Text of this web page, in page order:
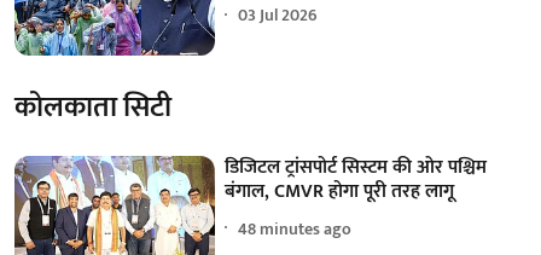
03 Jul 2026
कोलकाता सिटी
डिजिटल ट्रांसपोर्ट सिस्टम की ओर पश्चिम
बंगाल, CMVR होगा पूरी तरह लागू
48 minutes ago